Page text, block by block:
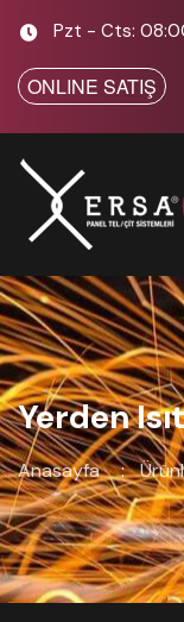
Pzt - Cts:
ONLINE SATIŞ
Yerden
Anasayfa